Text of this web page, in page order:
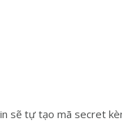
sẽ tự tạo mã secret